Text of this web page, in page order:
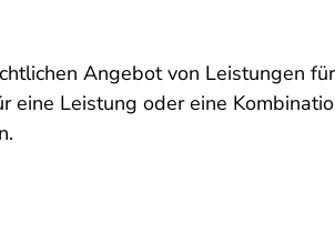
Angebot von Leistungen
eine Leistung oder eine